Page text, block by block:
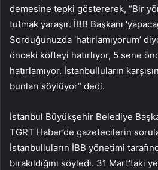
demesine tepki göstererek, “Bir
tutmak yaraşır. İBB Başkanı
Sorduğunuzda ‘hatırlamıyorum’
önceki köfteyi hatırlıyor, 5 sene
hatırlamıyor. İstanbulluların
bunları söylüyor” dedi.
İstanbul Büyükşehir Belediye
TGRT Haber’de gazetecilerin
İstanbulluların İBB yönetimi
bırakıldığını söyledi. 31 Mart’taki